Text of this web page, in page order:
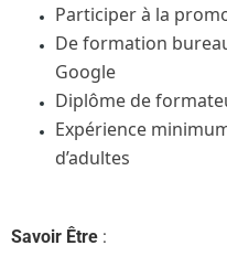
Participer à la
De formation
Google
Diplôme de
Expérience
d’adultes
Savoir Être :